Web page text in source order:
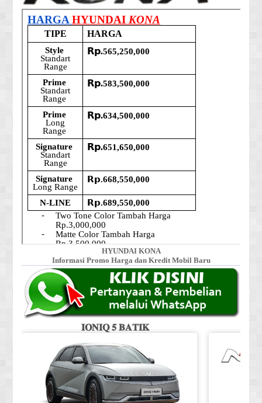
HYUNDAI KONA
Informasi Promo Harga dan Kredit Mobil Baru
𝐈𝐎𝐍𝐈𝐐 𝟓 𝐁𝐀𝐓𝐈𝐊